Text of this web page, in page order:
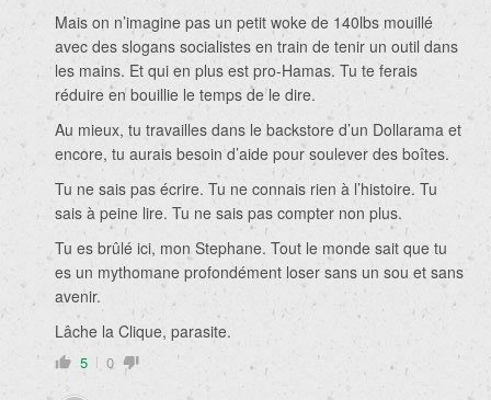
Mais on n’imagine pas un petit woke de 140lbs mouillé
avec des slogans socialistes en train de tenir un outil dans
les mains. Et qui en plus est pro-Hamas. Tu te ferais
réduire en bouillie le temps de le dire.
Au mieux, tu travailles dans le backstore d’un Dollarama et
encore, tu aurais besoin d’aide pour soulever des boîtes.
Tu ne sais pas écrire. Tu ne connais rien à l’histoire. Tu
sais à peine lire. Tu ne sais pas compter non plus.
Tu es brûlé ici, mon Stephane. Tout le monde sait que tu
es un mythomane profondément loser sans un sou et sans
avenir.
Lâche la Clique, parasite.
5 0